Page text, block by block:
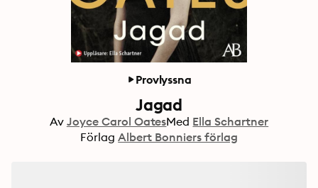
Provlyssna
Jagad
Av Joyce Carol OatesMed Ella Schartner
Förlag Albert Bonniers förlag